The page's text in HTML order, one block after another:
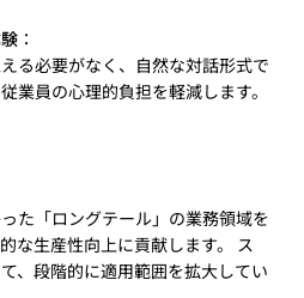
：
る必要がなく、自然な対話形式で
業員の心理的負担を軽減します。
た「ロングテール」の業務領域を
な生産性向上に貢献します。 ス
、段階的に適用範囲を拡大してい